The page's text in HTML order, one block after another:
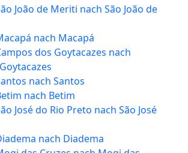
João de Meriti nach São João de
nach Macapá
dos Goytacazes nach
nach Santos
nach Betim
José do Rio Preto nach São José
nach Diadema